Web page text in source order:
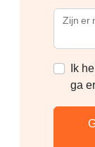
Ik
ga